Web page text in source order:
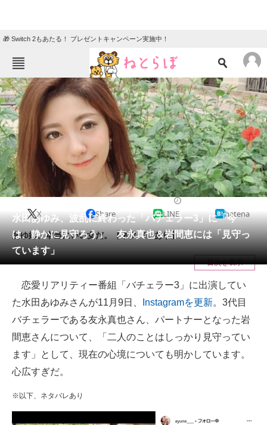
🎁 Switch 2もあたる！ プレゼントキャンペーン実施中！
ねとらぼメニュー
TOP ニュース
エンタメ クイズ
グルメ 地域
住まい 教育・育児
動物 リサーチ
会員記事
メディア
注目記事を集めた総合ページ
スマホと通信の最新トレンド
進化するPCとデバイスの未来
好きが集まる 比べて選べる
ビジネスと働き方のヒント
水田あゆみ、波乱に終わった「バチェラー3」に「今
は、静かに見守ろう」 友永真也＆岩間恵には「見守っ
ています」
X Share LINE hatena
あゆ姉、本当にいい女だ。【ネタバレあり】
目次を表示
恋愛リアリティー番組「バチェラー3」に出演してい
た水田あゆみさんが11月9日、
Instagramを更新。3代目
バチェラーである友永真也さん、パートナーとなった岩
間恵さんについて、「二人のことはしっかり見守ってい
ます」として、現在の心境についても明かしています。
心広すぎだ。
※以下、ネタバレあり